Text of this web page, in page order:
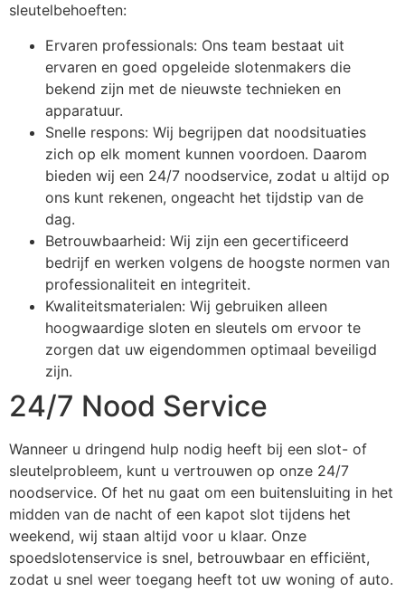
sleutelbehoeften:
Ervaren professionals: Ons team bestaat uit
ervaren en goed opgeleide slotenmakers die
bekend zijn met de nieuwste technieken en
apparatuur.
Snelle respons: Wij begrijpen dat noodsituaties
zich op elk moment kunnen voordoen. Daarom
bieden wij een 24/7 noodservice, zodat u altijd op
ons kunt rekenen, ongeacht het tijdstip van de
dag.
Betrouwbaarheid: Wij zijn een gecertificeerd
bedrijf en werken volgens de hoogste normen van
professionaliteit en integriteit.
Kwaliteitsmaterialen: Wij gebruiken alleen
hoogwaardige sloten en sleutels om ervoor te
zorgen dat uw eigendommen optimaal beveiligd
zijn.
24/7 Nood Service
Wanneer u dringend hulp nodig heeft bij een slot- of
sleutelprobleem, kunt u vertrouwen op onze 24/7
noodservice. Of het nu gaat om een buitensluiting in het
midden van de nacht of een kapot slot tijdens het
weekend, wij staan altijd voor u klaar. Onze
spoedslotenservice is snel, betrouwbaar en efficiënt,
zodat u snel weer toegang heeft tot uw woning of auto.